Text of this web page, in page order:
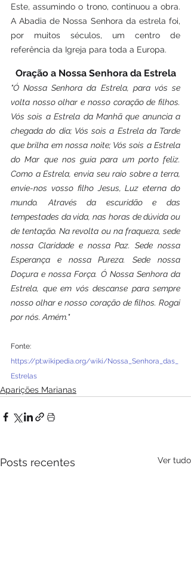
Este, assumindo o trono, continuou a obra.
A Abadia de Nossa Senhora da estrela foi,
por muitos séculos, um centro de
referência da Igreja para toda a Europa.
Oração a Nossa Senhora da Estrela
"Ó Nossa Senhora da Estrela, para vós se
volta nosso olhar e nosso coração de filhos.
Vós sois a Estrela da Manhã que anuncia a
chegada do dia; Vós sois a Estrela da Tarde
que brilha em nossa noite; Vós sois a Estrela
do Mar que nos guia para um porto feliz.
Como a Estrela, envia seu raio sobre a terra,
envie-nos vosso filho Jesus, Luz eterna do
mundo. Através da escuridão e das
tempestades da vida, nas horas de dúvida ou
de tentação. Na revolta ou na fraqueza, sede
nossa Claridade e nossa Paz. Sede nossa
Esperança e nossa Pureza. Sede nossa
Doçura e nossa Força. Ó Nossa Senhora da
Estrela, que em vós descanse para sempre
nosso olhar e nosso coração de filhos. Rogai
por nós. Amém."
Fonte:
https://pt.wikipedia.org/wiki/Nossa_Senhora_das_
Estrelas
Aparições Marianas
Posts recentes Ver tudo